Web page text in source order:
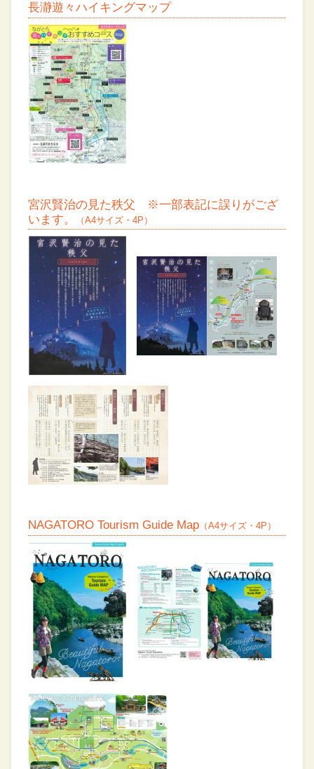
長瀞遊々ハイキングマップ
宮沢賢治の見た秩父 ※一部表記に誤りがござ
います。
（A4サイズ・4P）
NAGATORO Tourism Guide Map （A4サイズ・4P）